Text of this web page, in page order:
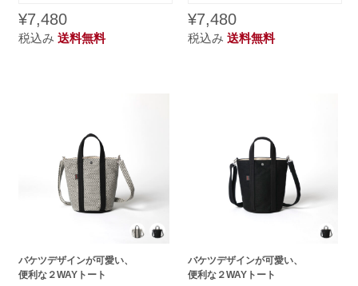
¥7,480
税込み送料無料
¥7,480
税込み送料無料
バケツデザインが可愛い、
便利な２WAYトート
バケツデザインが可愛い、
便利な２WAYトート